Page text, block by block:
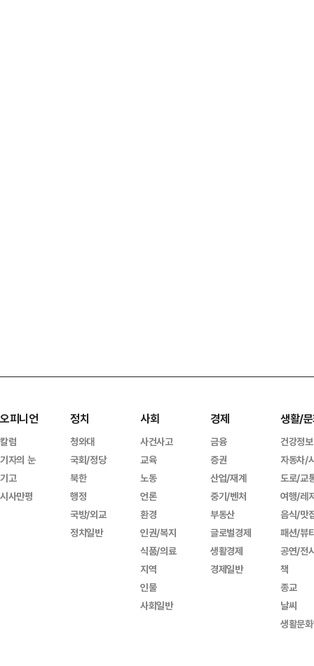
오피니언
칼럼
기자의 눈
기고
시사만평
정치
청와대
국회/정당
북한
행정
국방/외교
정치일반
사회
사건사고
교육
노동
언론
환경
인권/복지
식품/의료
지역
인물
사회일반
경제
금융
증권
산업/재계
중기/벤처
부동산
글로벌경제
생활경제
경제일반
생활/
건강정보
자동차/
도로/교
여행/레
음식/맛
패션/뷰
공연/전
책
종교
날씨
생활문